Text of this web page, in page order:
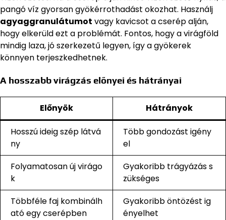
pangó víz gyorsan gyökérrothadást okozhat. Használj
agyaggranulátumot vagy kavicsot a cserép alján,
hogy elkerüld ezt a problémát. Fontos, hogy a virágföld
mindig laza, jó szerkezetű legyen, így a gyökerek
könnyen terjeszkedhetnek.
A hosszabb virágzás előnyei és hátrányai
Előnyök Hátrányok
Hosszú ideig szép látvá
ny
Több gondozást igény
el
Folyamatosan új virágo
k
Gyakoribb trágyázás s
zükséges
Többféle faj kombinálh
ató egy cserépben
Gyakoribb öntözést ig
ényelhet